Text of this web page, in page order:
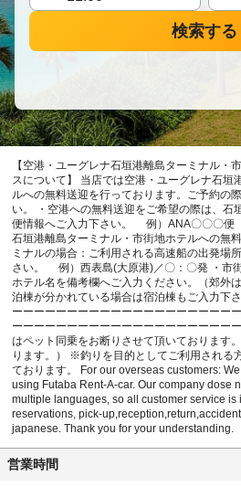
検索する
【空港・ユーグレナ石垣港離島ターミナル・
スについて】 当店では空港・ユーグレナ石垣
ルへの無料送迎を行っております。ご予約の
い。 ・空港への無料送迎をご希望の際は、石
便情報へご入力下さい。 例）ANA〇〇〇
石垣港離島ターミナル・市街地ホテルへの無
ミナルの場合：ご利用される高速船の出発場
さい。 例）西表島(大原港)／〇：〇発 ・市
ホテル名を備考欄へご入力ください。（郊外
泊棟が分かれている場合は宿泊棟もご入
ーーーーーーーーーーーーーーーーーーーー
ーーーーーーーーーーーーーーーーーーーー
はペット同乗をお断りさせて頂いております
ります。） ※釣りを目的としてご利用される
ております。 For our overseas customers:
using Futaba Rent-A-car. Our company dose
multiple languages, so all customer service is
reservations, pick-
japanese. Thank you for your understanding.
営業時間